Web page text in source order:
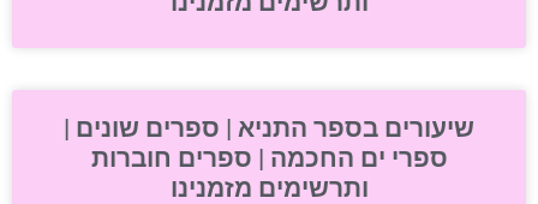
שיעורים בספר התניא | ספרים שונים |
ספרי ים החכמה | ספרים חוברות
ותרשימים מזמנינו